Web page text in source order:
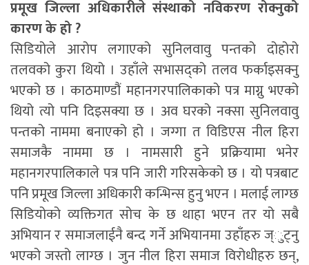
प्रमूख जिल्ला अधिकारीले संस्थाको नविकरण रोक्नुको
कारण के हो ?
सिडियोले आरोप लगाएको सुनिलवावु पन्तको दोहोरो
तलवको कुरा थियो । उहाँले सभासद्को तलव फर्काइसक्नु
भएको छ । काठमाण्डौं महानगरपालिकाको पत्र माग्नु भएको
थियो त्यो पनि दिइसक्या छ । अव घरको नक्सा सुनिलवावु
पन्तको नाममा बनाएको हो । जग्गा त विडिएस नील हिरा
समाजकै नाममा छ । नामसारी हुने प्रक्रियामा भनेर
महानगरपालिकाले पत्र पनि जारी गरिसकेको छ । यो पत्रबाट
पनि प्रमूख जिल्ला अधिकारी कन्भिन्स हुनु भएन । मलाई लाग्छ
सिडियोको व्यक्तिगत सोच के छ थाहा भएन तर यो सबै
अभियान र समाजलाईनै बन्द गर्ने अभियानमा उहाँहरु ज्ुट्नु
भएको जस्तो लाग्छ । जुन नील हिरा समाज विरोधीहरु छन्,